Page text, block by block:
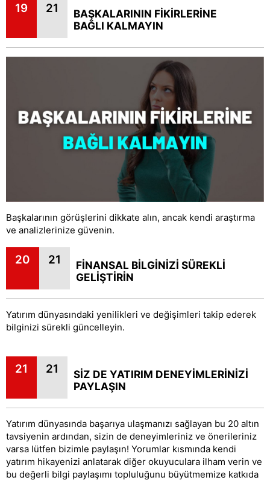
19 21
BAŞKALARININ FİKİRLERİNE
BAĞLI KALMAYIN
Başkalarının görüşlerini dikkate alın, ancak kendi araştırma
ve analizlerinize güvenin.
20 21
FİNANSAL BİLGİNİZİ SÜREKLİ
GELİŞTİRİN
Yatırım dünyasındaki yenilikleri ve değişimleri takip ederek
bilginizi sürekli güncelleyin.
21 21
SİZ DE YATIRIM DENEYİMLERİNİZİ
PAYLAŞIN
Yatırım dünyasında başarıya ulaşmanızı sağlayan bu 20 altın
tavsiyenin ardından, sizin de deneyimleriniz ve önerileriniz
varsa lütfen bizimle paylaşın! Yorumlar kısmında kendi
yatırım hikayenizi anlatarak diğer okuyuculara ilham verin ve
bu değerli bilgi paylaşımı topluluğunu büyütmemize katkıda